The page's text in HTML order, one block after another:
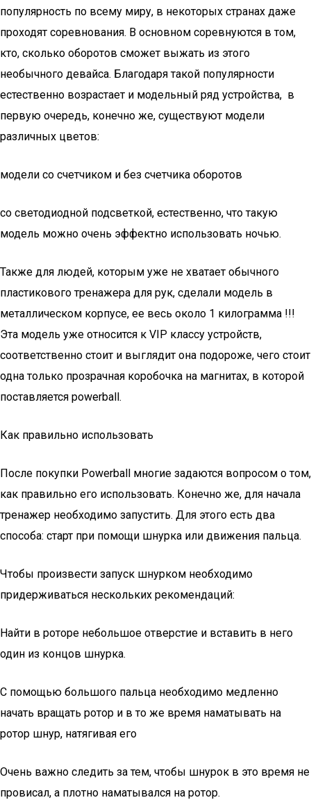
популярность по всему миру, в некоторых странах даже
проходят соревнования. В основном соревнуются в том,
кто, сколько оборотов сможет выжать из этого
необычного девайса. Благодаря такой популярности
естественно возрастает и модельный ряд устройства, в
первую очередь, конечно же, существуют модели
различных цветов:
модели со счетчиком и без счетчика оборотов
со светодиодной подсветкой, естественно, что такую
модель можно очень эффектно использовать ночью.
Также для людей, которым уже не хватает обычного
пластикового тренажера для рук, сделали модель в
металлическом корпусе, ее весь около 1 килограмма !!!
Эта модель уже относится к VIP классу устройств,
соответственно стоит и выглядит она подороже, чего стоит
одна только прозрачная коробочка на магнитах, в которой
поставляется powerball.
Как правильно использовать
После покупки Powerball многие задаются вопросом о том,
как правильно его использовать. Конечно же, для начала
тренажер необходимо запустить. Для этого есть два
способа: старт при помощи шнурка или движения пальца.
Чтобы произвести запуск шнурком необходимо
придерживаться нескольких рекомендаций:
Найти в роторе небольшое отверстие и вставить в него
один из концов шнурка.
С помощью большого пальца необходимо медленно
начать вращать ротор и в то же время наматывать на
ротор шнур, натягивая его
Очень важно следить за тем, чтобы шнурок в это время не
провисал, а плотно наматывался на ротор.